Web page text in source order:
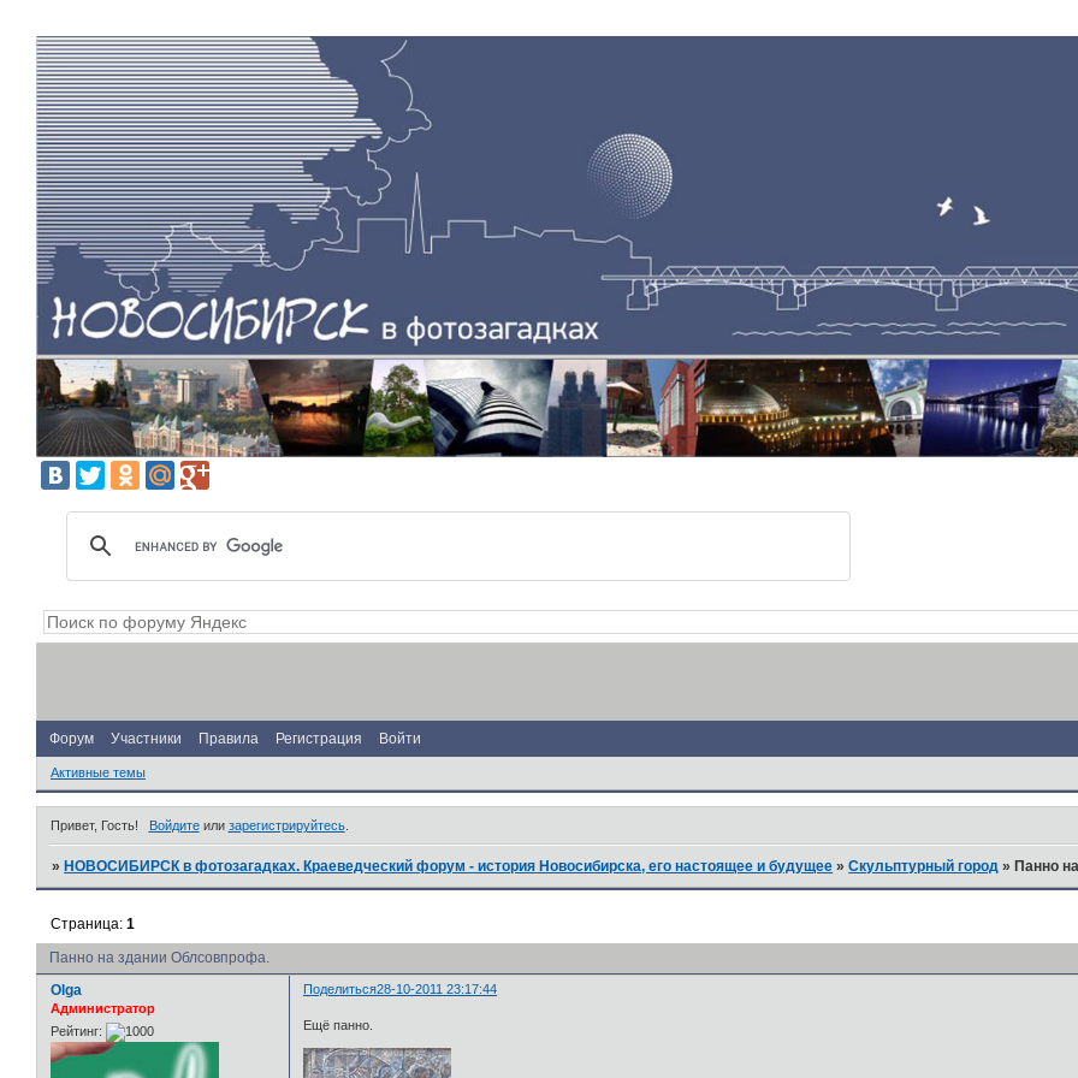
Форум Участники Правила Регистрация Войти
Активные темы
Привет, Гость! Войдитеили зарегистрируйтесь.
»НОВОСИБИРСК в фотозагадках. Краеведческий форум - история Новосибирска, его настоящее и будущее »Скульптурный город »Панно
Панно на здании Облсовпрофа.
Страница:1
Поделиться28-10-2011 23:17:44
Olga
Администратор
Рейтинг:
Ещё панно.